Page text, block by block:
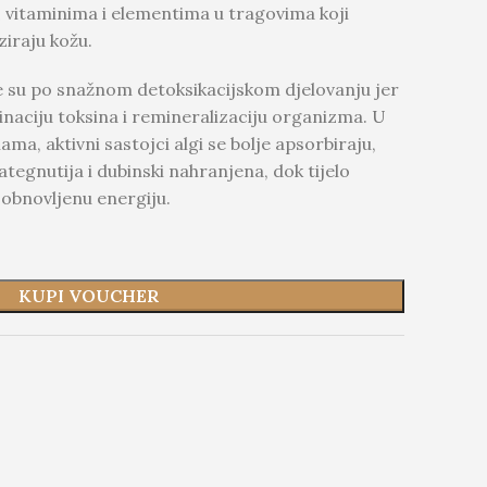
vitaminima i elementima u tragovima koji
kožu.
po snažnom detoksikacijskom djelovanju jer
toksina i remineralizaciju organizma. U
aktivni sastojci algi se bolje apsorbiraju,
i dubinski nahranjena, dok tijelo
energiju.
KUPI VOUCHER